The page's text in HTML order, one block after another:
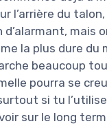
l’arrière du
d’alarmant, mais
la plus dure du
beaucoup
pourra se
si tu
sur le long